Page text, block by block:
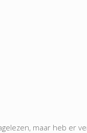
maar heb er